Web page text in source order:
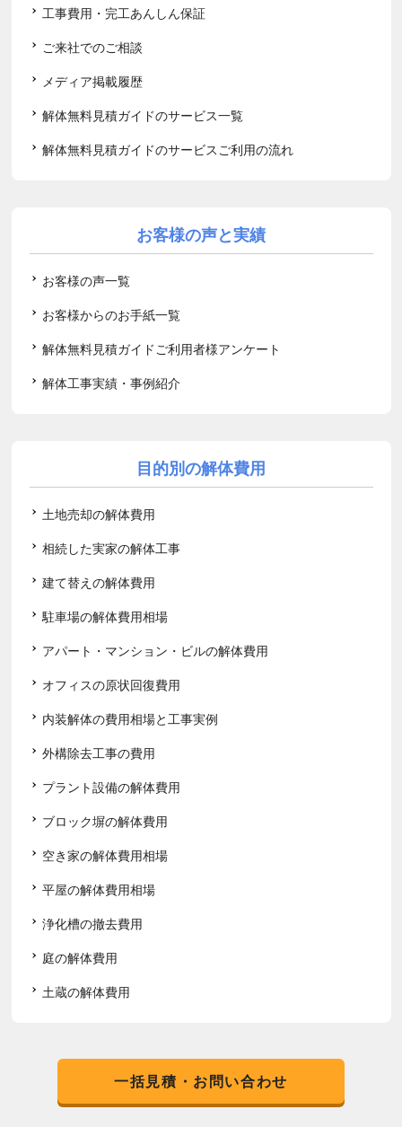
工事費用・完工あんしん保証
ご来社でのご相談
メディア掲載履歴
解体無料見積ガイドのサービス一覧
解体無料見積ガイドのサービスご利用の流れ
お客様の声と実績
お客様の声一覧
お客様からのお手紙一覧
解体無料見積ガイドご利用者様アンケート
解体工事実績・事例紹介
目的別の解体費用
土地売却の解体費用
相続した実家の解体工事
建て替えの解体費用
駐車場の解体費用相場
アパート・マンション・ビルの解体費用
オフィスの原状回復費用
内装解体の費用相場と工事実例
外構除去工事の費用
プラント設備の解体費用
ブロック塀の解体費用
空き家の解体費用相場
平屋の解体費用相場
浄化槽の撤去費用
庭の解体費用
土蔵の解体費用
一括見積・お問い合わせ